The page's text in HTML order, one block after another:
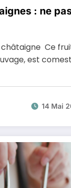
: ne
châtaigne Ce
est
14 Mai